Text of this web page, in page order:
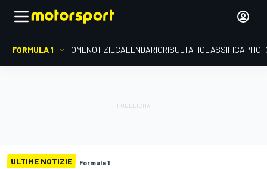
FORMULA 1 HOMENOTIZIECALENDARIORISULTATICLASSIFICA
ULTIME NOTIZIE Formula 1